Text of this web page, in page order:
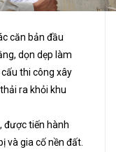
căn bản đầu
dọn dẹp làm
thi công xây
ra khỏi khu
được tiến hành
và gia cố nền đất.